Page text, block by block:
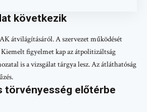
következik
átvilágításáról. A szervezet működését
Kiemelt figyelmet kap az átpolitizáltság
is a vizsgálat tárgya lesz. Az átláthatóság
törvényesség előtérbe